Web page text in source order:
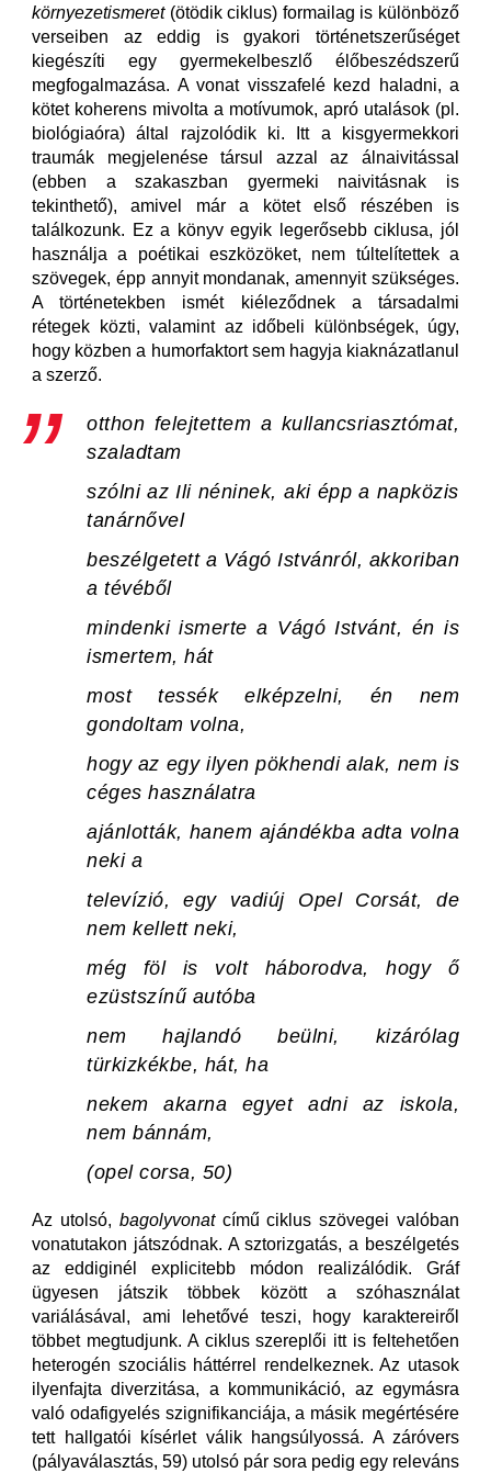
környezetismeret(ötödik ciklus) formailag is különböző
verseiben az eddig is gyakori történetszerűséget
kiegészíti egy gyermekelbeszlő élőbeszédszerű
megfogalmazása. A vonat visszafelé kezd haladni, a
kötet koherens mivolta a motívumok, apró utalások (pl.
biológiaóra) által rajzolódik ki. Itt a kisgyermekkori
traumák megjelenése társul azzal az álnaivitással
(ebben a szakaszban gyermeki naivitásnak is
tekinthető), amivel már a kötet első részében is
találkozunk. Ez a könyv egyik legerősebb ciklusa, jól
használja a poétikai eszközöket, nem túltelítettek a
szövegek, épp annyit mondanak, amennyit szükséges.
A történetekben ismét kiéleződnek a társadalmi
rétegek közti, valamint az időbeli különbségek, úgy,
hogy közben a humorfaktort sem hagyja kiaknázatlanul
a szerző.
otthon felejtettem a kullancsriasztómat,
szaladtam
szólni az Ili néninek, aki épp a napközis
tanárnővel
beszélgetett a Vágó Istvánról, akkoriban
a tévéből
mindenki ismerte a Vágó Istvánt, én is
ismertem, hát
most tessék elképzelni, én nem
gondoltam volna,
hogy az egy ilyen pökhendi alak, nem is
céges használatra
ajánlották, hanem ajándékba adta volna
neki a
televízió, egy vadiúj Opel Corsát, de
nem kellett neki,
még föl is volt háborodva, hogy ő
ezüstszínű autóba
nem hajlandó beülni, kizárólag
türkizkékbe, hát, ha
nekem akarna egyet adni az iskola,
nem bánnám,
(opel corsa, 50)
Az utolsó, bagolyvonatcímű ciklus szövegei valóban
vonatutakon játszódnak. A sztorizgatás, a beszélgetés
az eddiginél explicitebb módon realizálódik. Gráf
ügyesen játszik többek között a szóhasználat
variálásával, ami lehetővé teszi, hogy karaktereiről
többet megtudjunk. A ciklus szereplői itt is feltehetően
heterogén szociális háttérrel rendelkeznek. Az utasok
ilyenfajta diverzitása, a kommunikáció, az egymásra
való odafigyelés szignifikanciája, a másik megértésére
tett hallgatói kísérlet válik hangsúlyossá. A záróvers
(pályaválasztás, 59) utolsó pár sora pedig egy releváns